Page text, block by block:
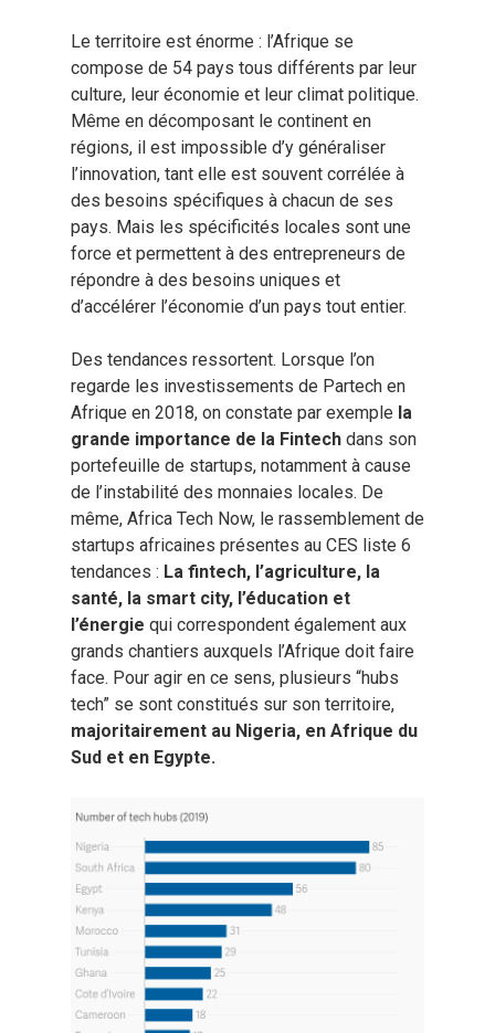
Hit enter to search or ESC to close
Le territoire est énorme : l’Afrique se
compose de 54 pays tous différents par leur
culture, leur économie et leur climat politique.
Même en décomposant le continent en
régions, il est impossible d’y généraliser
l’innovation, tant elle est souvent corrélée à
des besoins spécifiques à chacun de ses
pays. Mais les spécificités locales sont une
force et permettent à des entrepreneurs de
répondre à des besoins uniques et
d’accélérer l’économie d’un pays tout entier.
Des tendances ressortent. Lorsque l’on
regarde les investissements de Partech en
Afrique en 2018, on constate par exemple la
grande importance de la Fintech dans son
portefeuille de startups, notamment à cause
de l’instabilité des monnaies locales. De
même, Africa Tech Now, le rassemblement de
startups africaines présentes au CES liste 6
tendances : La fintech, l’agriculture, la
santé, la smart city, l’éducation et
l’énergie qui correspondent également aux
grands chantiers auxquels l’Afrique doit faire
face. Pour agir en ce sens, plusieurs “hubs
tech” se sont constitués sur son territoire,
majoritairement au Nigeria, en Afrique du
Sud et en Egypte.